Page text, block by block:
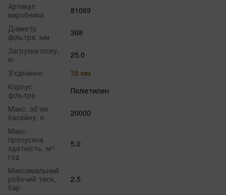
Артикул
виробника
81069
Діаметр
фільтра, мм
368
Загрузка піску,
кг
25.0
З'єднання
38 мм
Корпус
фільтра
Поліетилен
Макс. об’єм
басейну, л
20000
Макс.
пропускна
здатність, м³/
год
5.0
Максимальний
робочий тиск,
бар
2.5